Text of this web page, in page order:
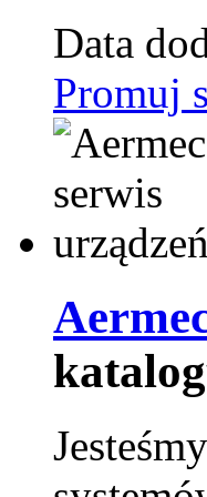
Data
Promuj